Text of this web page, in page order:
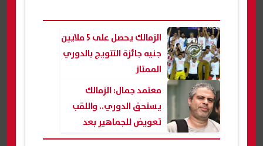
الزمالك يحصل على 5 ملايين
جنيه جائزة التتويج بالدوري
الممتاز
معتمد جمال: الزمالك
يستحق الدوري.. واللقب
تعويض للجماهير بعد
خسارة الكونفدرالية